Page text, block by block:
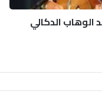
الوهاب الدكالي